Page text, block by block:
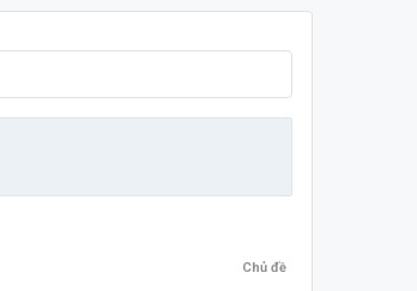
Chủ đề